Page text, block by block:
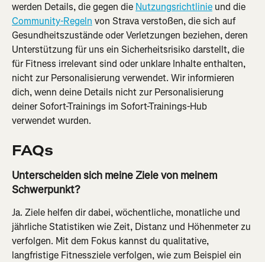
werden Details, die gegen die Nutzungsrichtlinie und die
Community-Regeln von Strava verstoßen, die sich auf
Gesundheitszustände oder Verletzungen beziehen, deren
Unterstützung für uns ein Sicherheitsrisiko darstellt, die
für Fitness irrelevant sind oder unklare Inhalte enthalten,
nicht zur Personalisierung verwendet. Wir informieren
dich, wenn deine Details nicht zur Personalisierung
deiner Sofort-Trainings im Sofort-Trainings-Hub
verwendet wurden.
FAQs
Unterscheiden sich meine Ziele von meinem
Schwerpunkt?
Ja. Ziele helfen dir dabei, wöchentliche, monatliche und
jährliche Statistiken wie Zeit, Distanz und Höhenmeter zu
verfolgen. Mit dem Fokus kannst du qualitative,
langfristige Fitnessziele verfolgen, wie zum Beispiel ein